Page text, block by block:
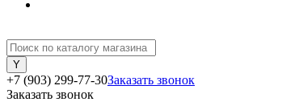
+7 (903) 299-77-30Заказать звонок
Заказать звонок